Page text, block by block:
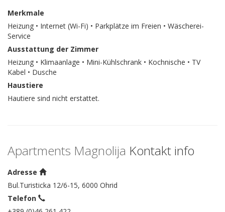
Merkmale
Heizung • Internet (Wi-Fi) • Parkplätze im Freien • Wäscherei-
Service
Ausstattung der Zimmer
Heizung • Klimaanlage • Mini-Kühlschrank • Kochnische • TV
Kabel • Dusche
Haustiere
Hautiere sind nicht erstattet.
Apartments Magnolija Kontakt info
Adresse
Bul.Turisticka 12/6-15, 6000 Ohrid
Telefon